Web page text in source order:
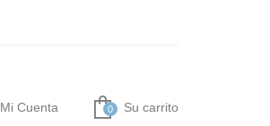
Mi Cuenta Su carrito
0